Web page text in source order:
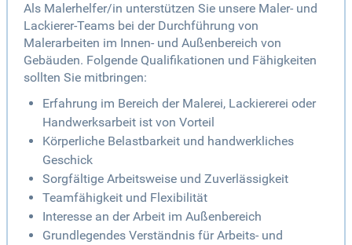
Als Malerhelfer/in unterstützen Sie unsere Maler- und
Lackierer-Teams bei der Durchführung von
Malerarbeiten im Innen- und Außenbereich von
Gebäuden. Folgende Qualifikationen und Fähigkeiten
sollten Sie mitbringen:
Erfahrung im Bereich der Malerei, Lackiererei oder
Handwerksarbeit ist von Vorteil
Körperliche Belastbarkeit und handwerkliches
Geschick
Sorgfältige Arbeitsweise und Zuverlässigkeit
Teamfähigkeit und Flexibilität
Interesse an der Arbeit im Außenbereich
Grundlegendes Verständnis für Arbeits- und